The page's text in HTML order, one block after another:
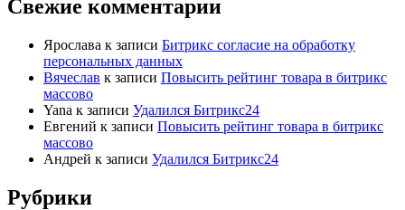
Свежие комментарии
Ярослава к записи Битрикс согласие на обработку
персональных данных
Вячеслав к записи Повысить рейтинг товара в битрикс
массово
Yana к записи Удалился Битрикс24
Евгений к записи Повысить рейтинг товара в битрикс
массово
Андрей к записи Удалился Битрикс24
Рубрики